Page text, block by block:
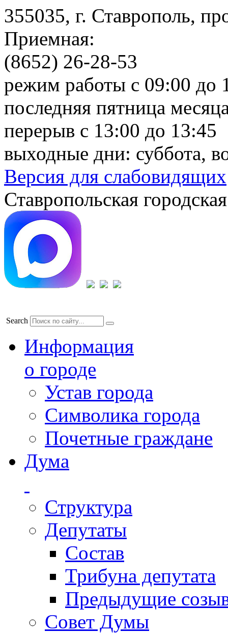
355035, г. Ставрополь,
Приемная:
(8652) 26-28-53
режим работы с 09:00 до
последняя пятница
перерыв с 13:00 до 13:45
выходные дни: суббота,
Версия для слабовидящих
Ставропольская
Search
Информация
о городе
Устав города
Символика города
Почетные граждане
Дума
Структура
Депутаты
Состав
Трибуна депутата
Предыдущие
Совет Думы